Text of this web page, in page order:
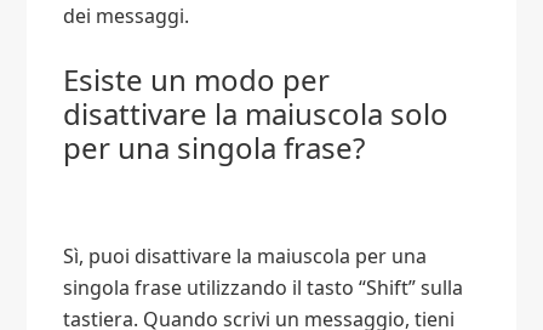
dei messaggi.
Esiste un modo per
disattivare la maiuscola solo
per una singola frase?
Sì, puoi disattivare la maiuscola per una
singola frase utilizzando il tasto “Shift” sulla
tastiera. Quando scrivi un messaggio, tieni